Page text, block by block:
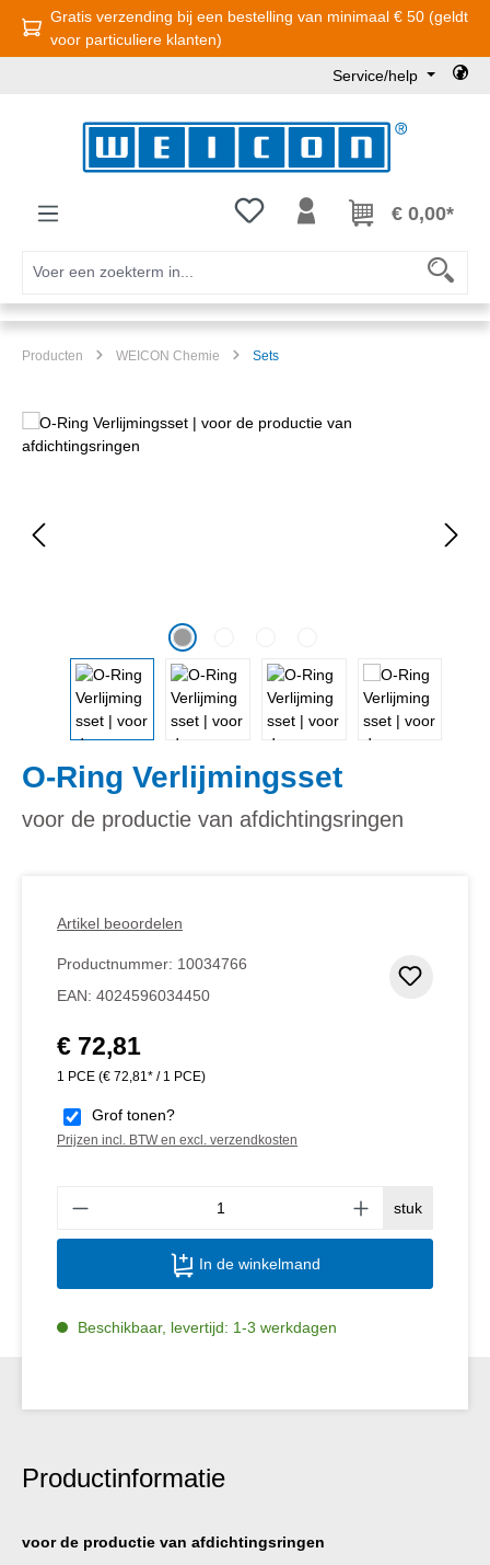
Ga naar de hoofdinhoud
Gratis verzending bij een bestelling van minimaal € 50 (geldt
voor particuliere klanten)
Service/help
Je hebt 0 items op je€ 0,00*
Producten WEICON Chemie Sets
Afbeeldingengalerij overslaan
O-Ring Verlijmingsset
voor de productie van afdichtingsringen
Artikel beoordelen
Productnummer: 10034766
EAN: 4024596034450
Normale prijs:
€ 72,81
1 PCE (€ 72,81* / 1 PCE)
Grof tonen?
Prijzen incl. BTW en excl. verzendkosten
stuk
In de winkelmand
Beschikbaar, levertijd: 1-3 werkdagen
Productinformatie
voor de productie van afdichtingsringen